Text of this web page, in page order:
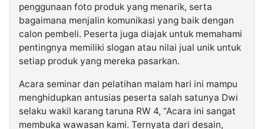
penggunaan foto produk yang menarik, serta
bagaimana menjalin komunikasi yang baik dengan
calon pembeli. Peserta juga diajak untuk memahami
pentingnya memiliki slogan atau nilai jual unik untuk
setiap produk yang mereka pasarkan.
Acara seminar dan pelatihan malam hari ini mampu
menghidupkan antusias peserta salah satunya Dwi
selaku wakil karang taruna RW 4, “Acara ini sangat
membuka wawasan kami. Ternyata dari desain,